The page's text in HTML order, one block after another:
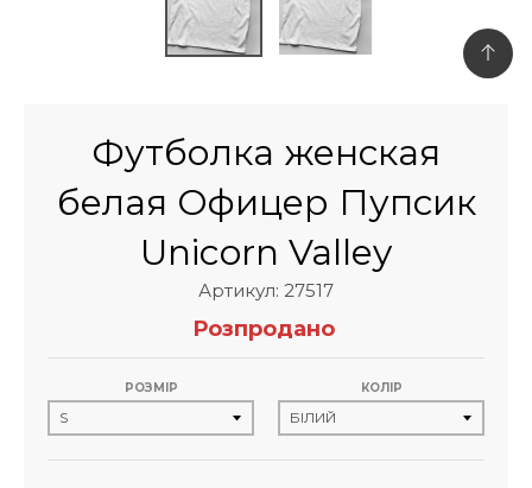
Футболка женская
белая Офицер Пупсик
Unicorn Valley
Артикул: 27517
Розпродано
РОЗМІР КОЛІР